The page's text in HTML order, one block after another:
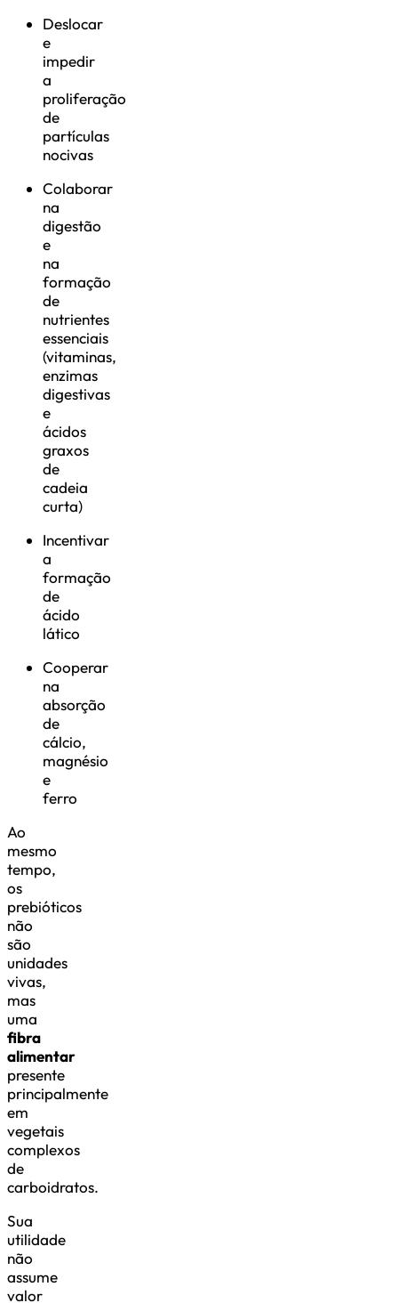
Deslocar
e
impedir
a
proliferação
de
partículas
nocivas
Colaborar
na
digestão
e
na
formação
de
nutrientes
essenciais
(vitaminas,
enzimas
digestivas
e
ácidos
graxos
de
cadeia
curta)
Incentivar
a
formação
de
ácido
lático
Cooperar
na
absorção
de
cálcio,
magnésio
e
ferro
Ao
mesmo
tempo,
os
prebióticos
não
são
unidades
vivas,
mas
uma
fibra
alimentar
presente
principalmente
em
vegetais
complexos
de
carboidratos.
Sua
utilidade
não
assume
valor